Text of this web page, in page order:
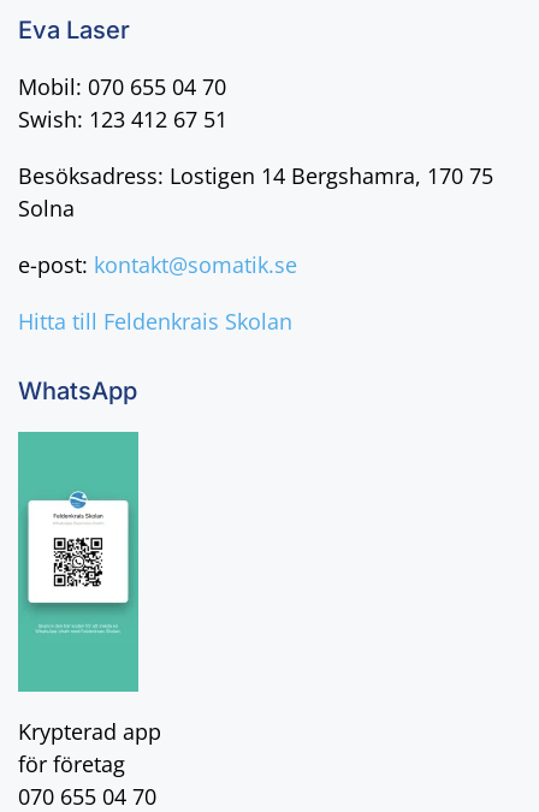
Eva Laser
Mobil: 070 655 04 70
Swish: 123 412 67 51
Besöksadress: Lostigen 14 Bergshamra, 170 75
Solna
e-post: kontakt@somatik.se
Hitta till Feldenkrais Skolan
WhatsApp
Krypterad app
för företag
070 655 04 70